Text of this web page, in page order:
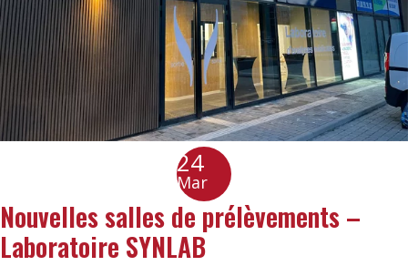
24
Mar
Nouvelles salles de prélèvements –
Laboratoire SYNLAB